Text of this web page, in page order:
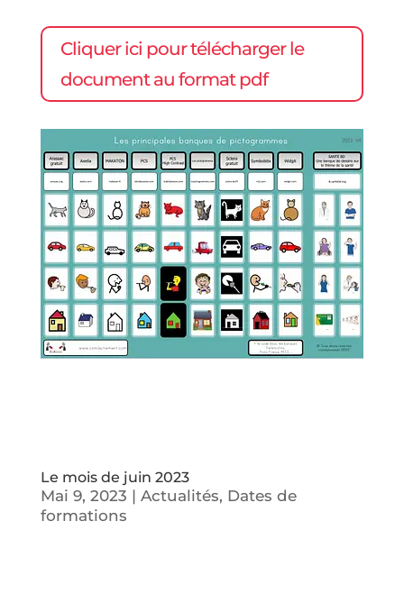
Cliquer ici pour télécharger le
document au format pdf
Le mois de juin 2023
Mai 9, 2023 | Actualités, Dates de
formations